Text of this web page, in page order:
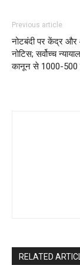
Previous article
नोटबंदी पर केंद्र
नोटिस; सर्वोच्च
कानून से 1000-500
RELATED